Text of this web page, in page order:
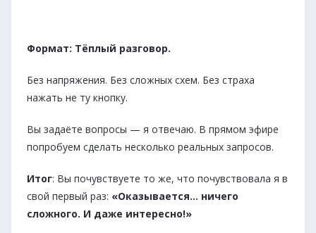
Формат: Тёплый разговор.
Без напряжения. Без сложных схем. Без страха
нажать не ту кнопку.
Вы задаёте вопросы — я отвечаю. В прямом эфире
попробуем сделать несколько реальных запросов.
Итог: Вы почувствуете то же, что почувствовала я в
свой первый раз: «Оказывается… ничего
сложного. И даже интересно!»